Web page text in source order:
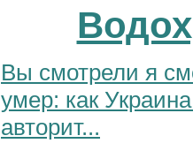
Вы смотрели я
умер: как
авторит...